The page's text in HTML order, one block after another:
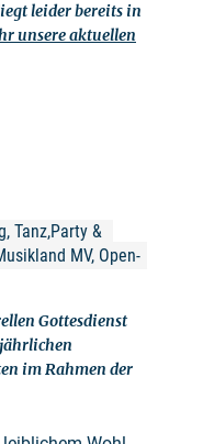
leider bereits in
unsere aktuellen
Tanz,Party &
MV, Open-
Gottesdienst
im Rahmen der